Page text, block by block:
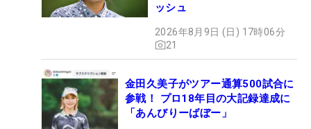
ッシュ
2026年8月9日 (日) 17時06分
21
金田久美子がツアー通算500試合に
参戦！ プロ18年目の大記録達成に
「あんびりーばぼー」